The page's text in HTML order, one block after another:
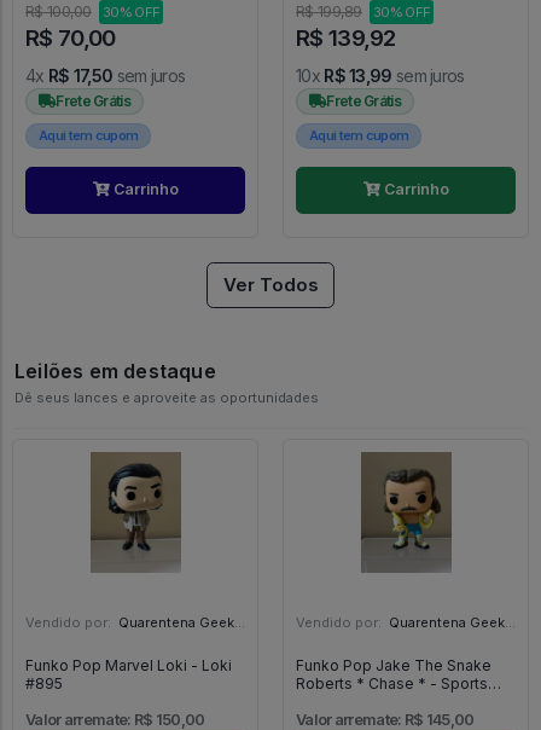
R$ 100,00 30% OFF
R$ 70,00
4x R$ 17,50 sem juros
Frete Grátis
Aqui tem cupom
Carrinho
R$ 199,89 30% OFF
R$ 139,92
10x R$ 13,99 sem juros
Frete Grátis
Aqui tem cupom
Carrinho
Ver Todos
Leilões em destaque
Dê seus lances e aproveite as oportunidades
Vendido por: Quarentena Geek Store - SP
Funko Pop Marvel Loki - Loki
#895
Valor arremate: R$ 150,00
Vendido por: Quarentena Geek Store - SP
Funko Pop Jake The Snake
Roberts * Chase * - Sports
Valor arremate: R$ 145,00